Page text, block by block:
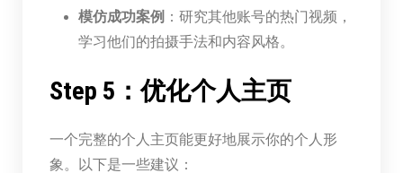
模仿成功案例 ：研究其他账号的热门视频，
学习他们的拍摄手法和内容风格。
Step 5：优化个人主页
一个完整的个人主页能更好地展示你的个人形
象。以下是一些建议：